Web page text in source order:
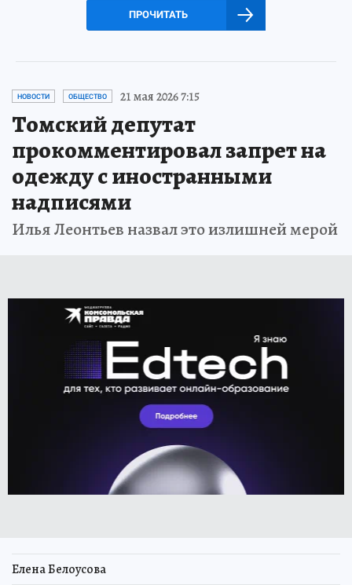
ПРОЧИТАТЬ
НОВОСТИ ОБЩЕСТВО 21 мая 2026 7:15
Томский депутат
прокомментировал запрет на
одежду с иностранными
надписями
Илья Леонтьев назвал это излишней мерой
Елена Белоусова